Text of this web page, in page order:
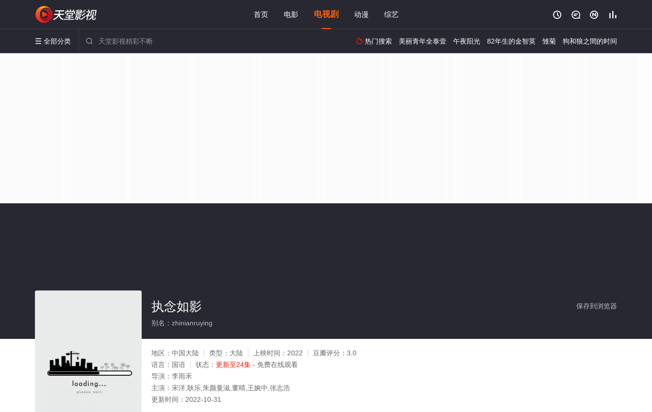
首页 电影 电视剧 动漫 综艺    
 全部分类   热门搜索 美丽青年全泰壹 午夜阳光 82年生的金智英 雏菊 狗和狼之間的时间
保存到浏览器
执念如影
别名：zhinianruying
地区： 中国大陆 类型： 大陆 上映时间： 2022 豆瓣评分： 3.0
语言： 国语 状态： 更新至24集 - 免费在线观看
导演： 李雨禾
主演： 宋洋,耿乐,朱颜曼滋,董晴,王婉中,张志浩
更新时间： 2022-10-31